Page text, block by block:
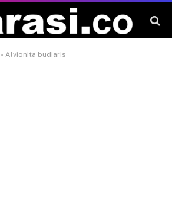
» Alvionita budiaris